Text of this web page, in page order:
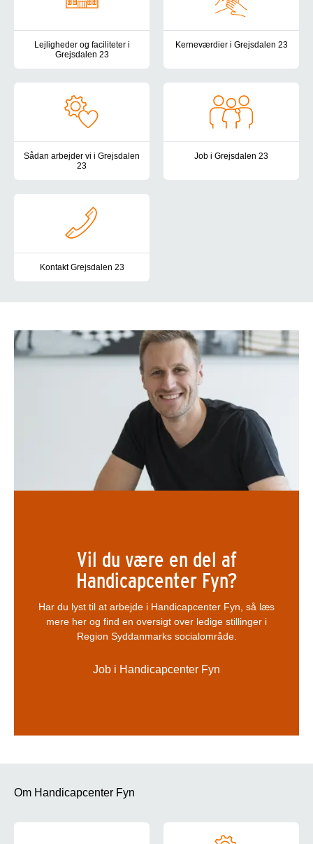
Lejligheder og faciliteter i
Grejsdalen 23
Kerneværdier i Grejsdalen 23
Sådan arbejder vi i Grejsdalen
23
Job i Grejsdalen 23
Kontakt Grejsdalen 23
Vil du være en del af
Handicapcenter Fyn?
Har du lyst til at arbejde i Handicapcenter Fyn, så læs
mere her og find en oversigt over ledige stillinger i
Region Syddanmarks socialområde.
Job i Handicapcenter Fyn
Om Handicapcenter Fyn